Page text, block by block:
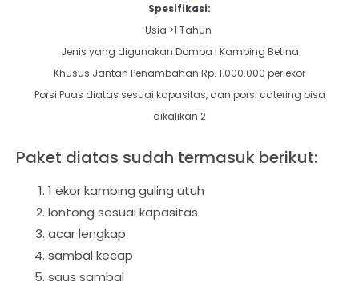
Spesifikasi:
Usia >1 Tahun
Jenis yang digunakan Domba | Kambing Betina
Khusus Jantan Penambahan Rp. 1.000.000 per ekor
Porsi Puas diatas sesuai kapasitas, dan porsi catering bisa
dikalikan 2
Paket diatas sudah termasuk berikut:
1 ekor kambing guling utuh
lontong sesuai kapasitas
acar lengkap
sambal kecap
saus sambal